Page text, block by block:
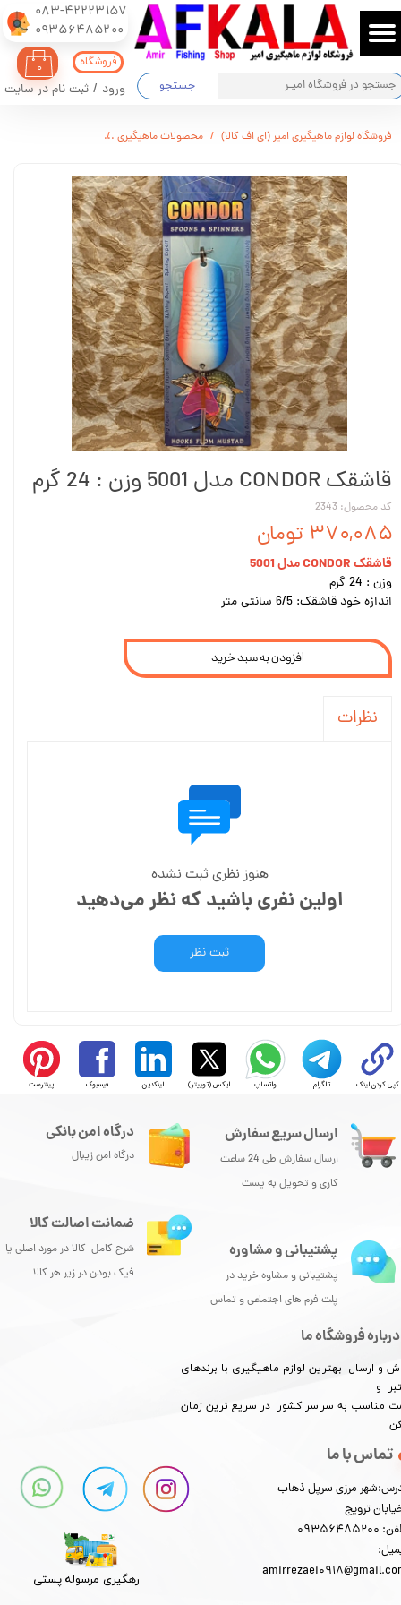
083-42223157
​​​​​​​09356485200
جستجو
۰
ورود / ثبت نام در سایت
حساب کاربری من
تغییر گذر واژه
فروشگاه
فروشگاه لوازم ماهیگیری امیر (ای اف کالا) محصولات ماهیگیری
قاشقک CONDOR مدل 5001 وزن : 24 گرم
کد محصول: 2343
۳۷۰,۰۸۵ تومان
قاشقک CONDOR مدل 5001
وزن : 24 گرم
اندازه خود قاشقک: 6/5 سانتی متر
افزودن به سبد خرید
نظرات
هنوز نظری ثبت نشده
اولین نفری باشید که نظر می‌دهید
ثبت نظر
کپی کردن لینک تلگرام واتساپ ایکس (توییتر) لینکدین فیسبوک پینترست
ارسال سریع سفارش
ارسال سفارش طی 24 ساعت
کاری و تحویل به پست
درباره فروشگاه ما
و ارسال بهترین لوازم ماهیگیری با برندهای
و
مناسب به سراسر کشور در سریع ترین زمان
تماس با ما
مرزی سرپل ذهاب
ترویج
درگاه امن بانکی
درگاه امن زیبال
پشتیبانی و مشاوره
پشتیبانی و مشاوه خرید در
پلت فرم های اجتماعی و تماس
ضمانت اصالت کالا
شرح کامل کالا در مورد اصلی یا
فیک بودن در زیر هر کالا
رهگیری مرسوله پستی​​​​​​​